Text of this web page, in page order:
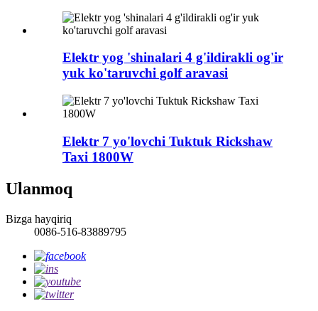
Elektr yog 'shinalari 4 g'ildirakli og'ir
yuk ko'taruvchi golf aravasi
Elektr 7 yo'lovchi Tuktuk Rickshaw
Taxi 1800W
Ulanmoq
Bizga hayqiriq
0086-516-83889795